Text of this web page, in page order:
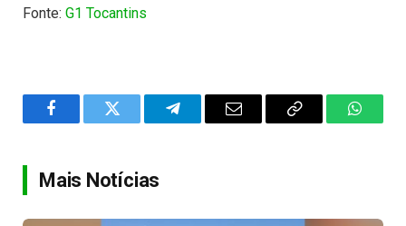
Fonte: G1 Tocantins
FacebookTwitter TelegramEmail
Copy
Mais Notícias